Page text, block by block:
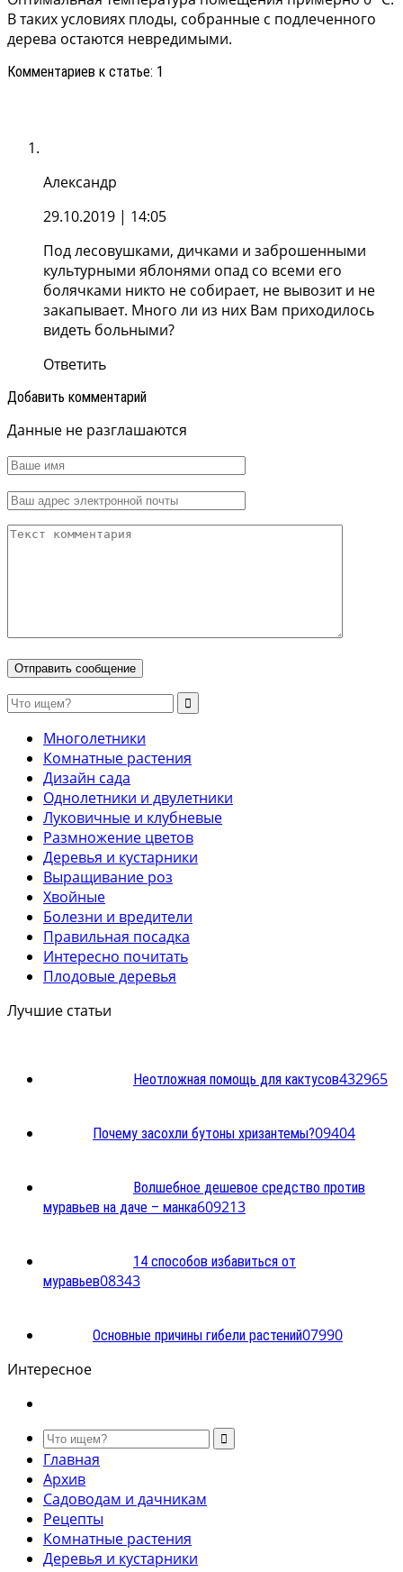
В таких условиях плоды, собранные с подлеченного
дерева остаются невредимыми.
Комментариев к статье: 1
Александр
29.10.2019 | 14:05
Под лесовушками, дичками и заброшенными
культурными яблонями опад со всеми его
болячками никто не собирает, не вывозит и не
закапывает. Много ли из них Вам приходилось
видеть больными?
Ответить
Добавить комментарий
Данные не разглашаются
Многолетники
Комнатные растения
Дизайн сада
Однолетники и двулетники
Луковичные и клубневые
Размножение цветов
Деревья и кустарники
Выращивание роз
Хвойные
Болезни и вредители
Правильная посадка
Интересно почитать
Плодовые деревья
Лучшие статьи
Неотложная помощь для кактусов432965
Почему засохли бутоны хризантемы?09404
Волшебное дешевое средство против
муравьев на даче – манка609213
14 способов избавиться от
муравьев08343
Основные причины гибели растений07990
Интересное
Главная
Архив
Садоводам и дачникам
Рецепты
Комнатные растения
Деревья и кустарники